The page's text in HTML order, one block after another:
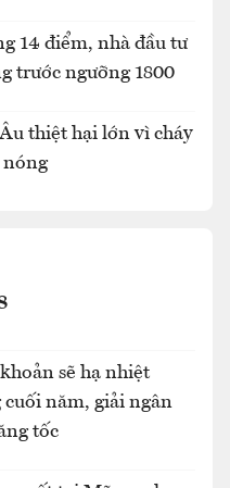
14 điểm, nhà đầu tư
trước ngưỡng 1800
thiệt hại lớn vì cháy
nóng
sẽ hạ nhiệt
cuối năm, giải ngân
tốc